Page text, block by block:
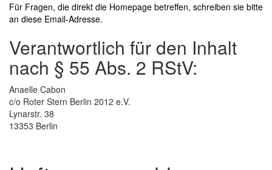
Für Fragen, die direkt die Homepage betreffen, schreiben sie bitte
an diese Email-Adresse.
Verantwortlich für den Inhalt
nach § 55 Abs. 2 RStV:
Anaelle Cabon
c/o Roter Stern Berlin 2012 e.V.
Lynarstr. 38
13353 Berlin